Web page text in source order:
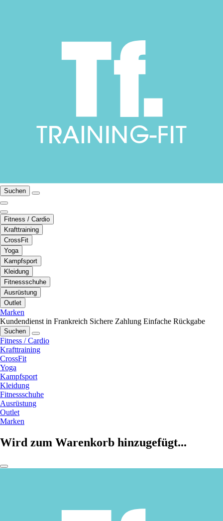
Suchen
Fitness / Cardio
Krafttraining
CrossFit
Yoga
Kampfsport
Kleidung
Fitnessschuhe
Ausrüstung
Outlet
Marken
Kundendienst in Frankreich Sichere Zahlung Einfache Rückgabe
Suchen
Fitness / Cardio
Krafttraining
CrossFit
Yoga
Kampfsport
Kleidung
Fitnessschuhe
Ausrüstung
Outlet
Marken
Wird zum Warenkorb hinzugefügt...